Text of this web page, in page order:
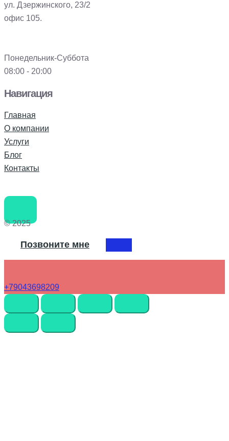
ул. Дзержинского, 23/2
офис 105.
Понедельник-Суббота
08:00 - 20:00
Навигация
Главная
О компании
Услуги
Блог
Контакты
© 2025
Позвоните мне
+79043698209